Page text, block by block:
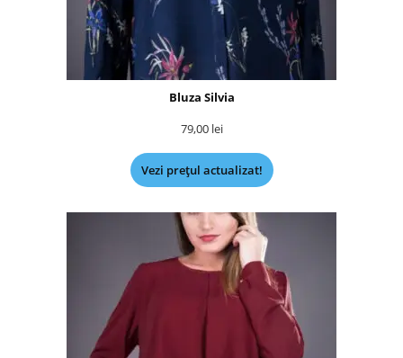
Bluza Silvia
79,00 lei
Vezi prețul actualizat!